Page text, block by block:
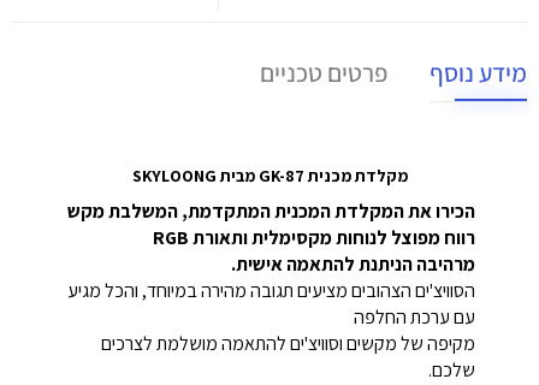
מידע נוסף פרטים טכניים
מקלדת מכנית GK-87 מבית SKYLOONG
הכירו את המקלדת המכנית המתקדמת, המשלבת מקש
רווח מפוצל לנוחות מקסימלית ותאורת RGB
מרהיבההניתנת להתאמה אישית.
הסוויצ'ים הצהובים מציעים תגובה מהירה במיוחד, והכל מגיע
עם ערכת החלפה
מקיפה של מקשים וסוויצ'ים להתאמה מושלמת לצרכים
שלכם.